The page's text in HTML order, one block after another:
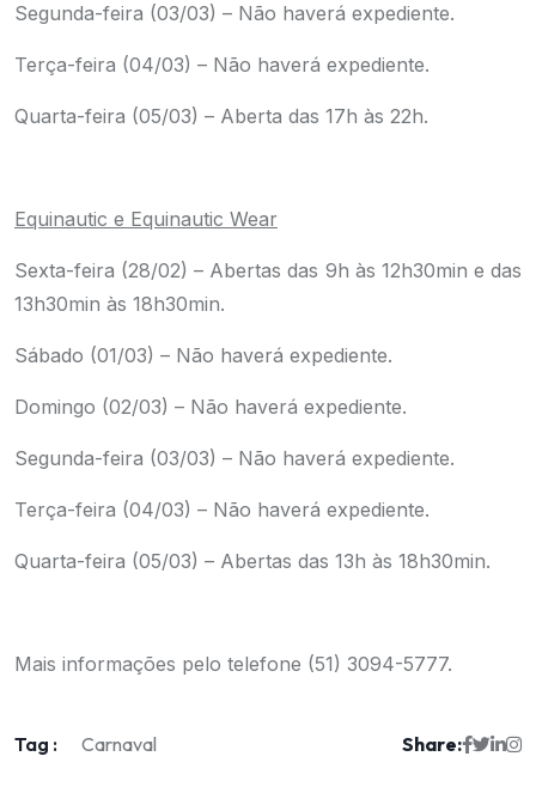
Segunda-feira (03/03) – Não haverá expediente.
Terça-feira (04/03) – Não haverá expediente.
Quarta-feira (05/03) – Aberta das 17h às 22h.
Equinautic e Equinautic Wear
Sexta-feira (28/02) – Abertas das 9h às 12h30min e das
13h30min às 18h30min.
Sábado (01/03) – Não haverá expediente.
Domingo (02/03) – Não haverá expediente.
Segunda-feira (03/03) – Não haverá expediente.
Terça-feira (04/03) – Não haverá expediente.
Quarta-feira (05/03) – Abertas das 13h às 18h30min.
Mais informações pelo telefone (51) 3094-5777.
Tag : Carnaval Share: